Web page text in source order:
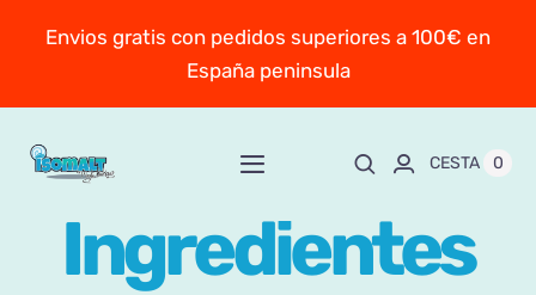
Envios gratis con pedidos superiores a 100€ en
España peninsula
Toggle
Inicio
CESTA 0
Ingredientes